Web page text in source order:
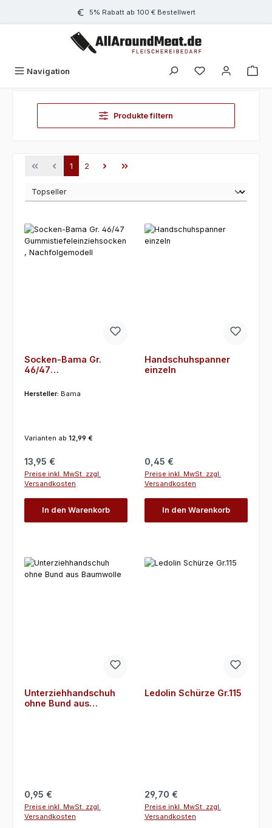
Zum Hauptinhalt springen5% Rabatt ab 100 € Bestellwert
Navigation
Produkte filtern
Seite
1 Seite
2
Socken-Bama Gr.
46/47
cken, Nachfolgemodell
Hersteller: Bama
Varianten ab 12,99 €
Regulärer Preis:
13,95 €
Preise inkl. MwSt. zzgl.
Versandkosten
In den Warenkorb
Handschuhspanner
einzeln
Regulärer Preis:
0,45 €
Preise inkl. MwSt. zzgl.
Versandkosten
In den Warenkorb
Unterziehhandschuh
ohne Bund aus
Regulärer Preis:
0,95 €
Preise inkl. MwSt. zzgl.
Versandkosten
Ledolin Schürze Gr.115
Regulärer Preis:
29,70 €
Preise inkl. MwSt. zzgl.
Versandkosten